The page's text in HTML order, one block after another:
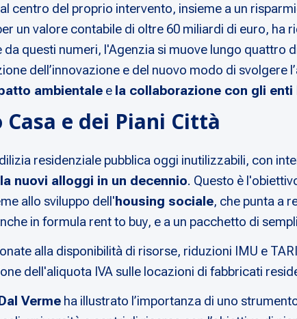
centro del proprio intervento, insieme a un
un valore contabile di oltre 60 miliardi di euro,
questi numeri, l'Agenzia si muove lungo quattro
dell’innovazione e del nuovo modo di
ambientale e la collaborazione con gli enti
e dei Piani Città
residenziale pubblica oggi inutilizzabili, con
nuovi alloggi in un decennio. Questo è
allo sviluppo dell'housing sociale, che punta a
in formula rent to buy, e a un pacchetto di
alla disponibilità di risorse, riduzioni IMU e
dell'aliquota IVA sulle locazioni di fabbricati
Verme ha illustrato l’importanza di uno